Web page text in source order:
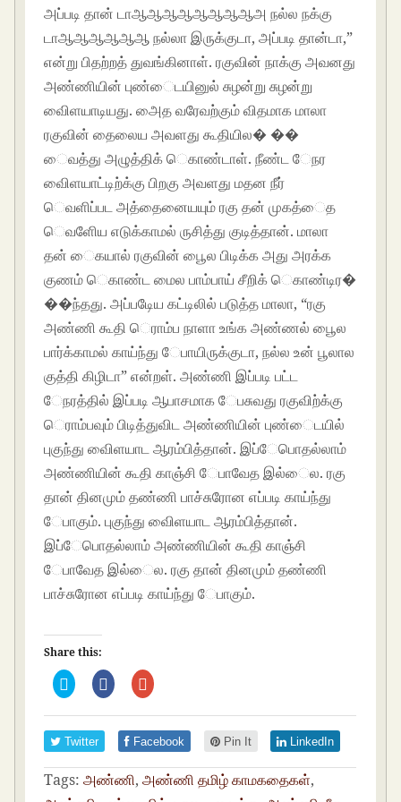
அப்படி தான் டாஆஆஆஆஆஆஆஆஅ நல்ல நக்கு
டாஆஆஆஆஆஆ நல்லா இருக்குடா, அப்படி தான்டா,”
என்று பிதற்றத் துவங்கினாள். ரகுவின் நாக்கு அவனது
அண்ணியின் புண்ைடயினுல் சுழன்று சுழன்று
விைளயாடியது. அைத வரேவற்கும் விதமாக மாலா
ரகுவின் தைலைய அவளது கூதியில� ��
ைவத்து அழுத்திக் ெகாண்டாள். நீண்ட ேநர
விைளயாட்டிற்க்கு பிறகு அவளது மதன நீர்
ெவளிப்பட அத்தைனையயும் ரகு தன் முகத்ைத
ெவளிேய எடுக்காமல் ருசித்து குடித்தான். மாலா
தன் ைகயால் ரகுவின் பூைல பிடிக்க அது அரக்க
குணம் ெகாண்ட மைல பாம்பாய் சீறிக் ெகாண்டிர�
��ந்தது. அப்படிேய கட்டிலில் படுத்த மாலா, “ரகு
அண்ணி கூதி ெராம்ப நாளா உங்க அண்ணல் பூைல
பார்க்காமல் காய்ந்து ேபாயிருக்குடா, நல்ல உன் பூலால
குத்தி கிழிடா” என்றள். அண்ணி இப்படி பட்ட
ேநரத்தில் இப்படி ஆபாசமாக ேபசுவது ரகுவிற்க்கு
ெராம்பவும் பிடித்துவிட அண்ணியின் புண்ைடயில்
புகுந்து விைளயாட ஆரம்பித்தான். இப்ேபாெதல்லாம்
அண்ணியின் கூதி காஞ்சி ேபாவேத இல்ைல. ரகு
தான் தினமும் தண்ணி பாச்சுராேன எப்படி காய்ந்து
ேபாகும். புகுந்து விைளயாட ஆரம்பித்தான்.
இப்ேபாெதல்லாம் அண்ணியின் கூதி காஞ்சி
ேபாவேத இல்ைல. ரகு தான் தினமும் தண்ணி
பாச்சுராேன எப்படி காய்ந்து ேபாகும்.
Share this:
C
l
c
t
o
s
h
a
r
C
l
c
h
a
r
C
l
c
t
o
s
h
a
r
Twitter Facebook Pin It LinkedIn
Tags: அண்ணி,அண்ணி தமிழ் காமகதைகள்,